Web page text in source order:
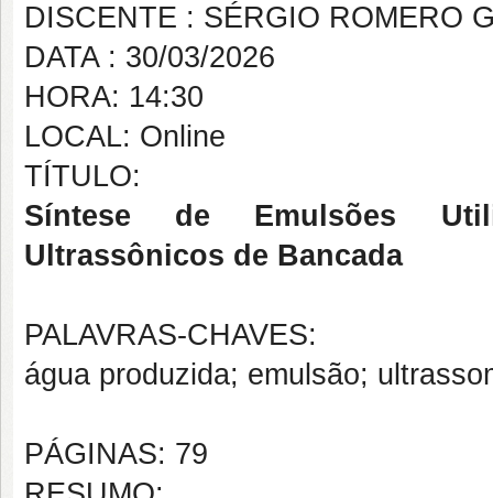
DISCENTE : SÉRGIO ROMERO
DATA : 30/03/2026
HORA: 14:30
LOCAL: Online
TÍTULO:
Síntese de Emulsões
Ultrassônicos de Bancada
PALAVRAS-CHAVES:
água produzida; emulsão;
PÁGINAS: 79